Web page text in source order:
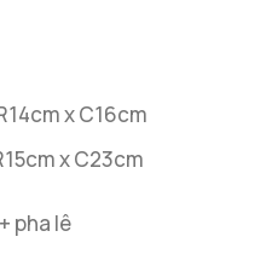
x C16cm
x C23cm
pha lê